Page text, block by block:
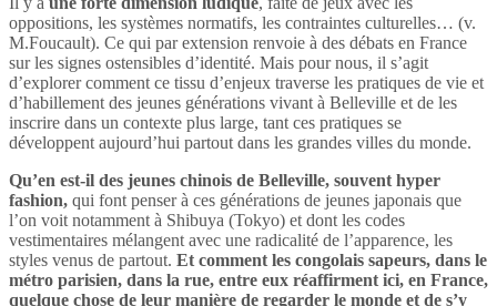
oppositions, les systèmes normatifs, les contraintes culturelles… (v.
M.Foucault). Ce qui par extension renvoie à des débats en France
sur les signes ostensibles d’identité. Mais pour nous, il s’agit
d’explorer comment ce tissu d’enjeux traverse les pratiques de vie et
d’habillement des jeunes générations vivant à Belleville et de les
inscrire dans un contexte plus large, tant ces pratiques se
développent aujourd’hui partout dans les grandes villes du monde.
Qu’en est-il des jeunes chinois de Belleville, souvent hyper
fashion, qui font penser à ces générations de jeunes japonais que
l’on voit notamment à Shibuya (Tokyo) et dont les codes
vestimentaires mélangent avec une radicalité de l’apparence, les
styles venus de partout. Et comment les congolais sapeurs, dans le
métro parisien, dans la rue, entre eux réaffirment ici, en France,
quelque chose de leur manière de regarder le monde et de s’y